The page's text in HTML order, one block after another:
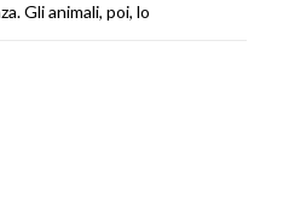
Gli animali, poi, lo